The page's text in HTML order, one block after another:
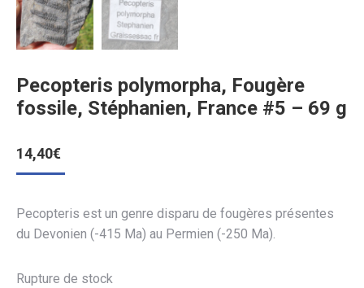
Pecopteris polymorpha, Fougère
fossile, Stéphanien, France #5 – 69 g
14,40€
Pecopteris est un genre disparu de fougères présentes
du Devonien (-415 Ma) au Permien (-250 Ma).
Rupture de stock